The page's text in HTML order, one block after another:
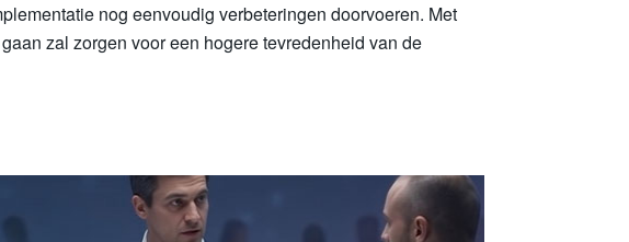
nog eenvoudig verbeteringen doorvoeren. Met
zal zorgen voor een hogere tevredenheid van de